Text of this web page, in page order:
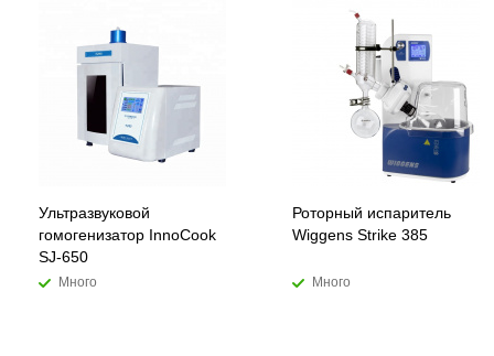
Ультразвуковой
гомогенизатор InnoCook
SJ-650
Много
Роторный испаритель
Wiggens Strike 385
Много